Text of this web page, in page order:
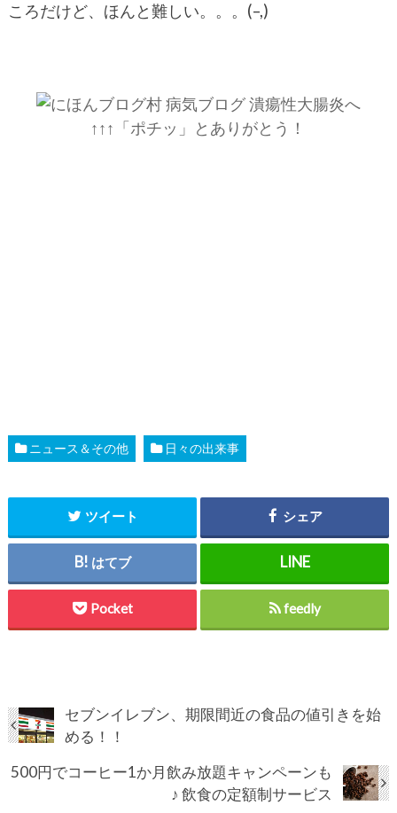
ころだけど、ほんと難しい。。。(–,)
↑↑↑「ポチッ」とありがとう！
ニュース＆その他 日々の出来事
ツイート シェア
はてブ
Pocket feedly
セブンイレブン、期限間近の食品の値引きを始
める！！
500円でコーヒー1か月飲み放題キャンペーンも
♪ 飲食の定額制サービス